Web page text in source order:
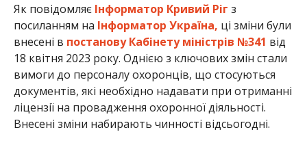
Як повідомляє Інформатор Кривий Ріг з
посиланням на Інформатор Україна, ці зміни були
внесені в постанову Кабінету міністрів №341 від
18 квітня 2023 року. Однією з ключових змін стали
вимоги до персоналу охоронців, що стосуються
документів, які необхідно надавати при отриманні
ліцензії на провадження охоронної діяльності.
Внесені зміни набирають чинності відсьогодні.